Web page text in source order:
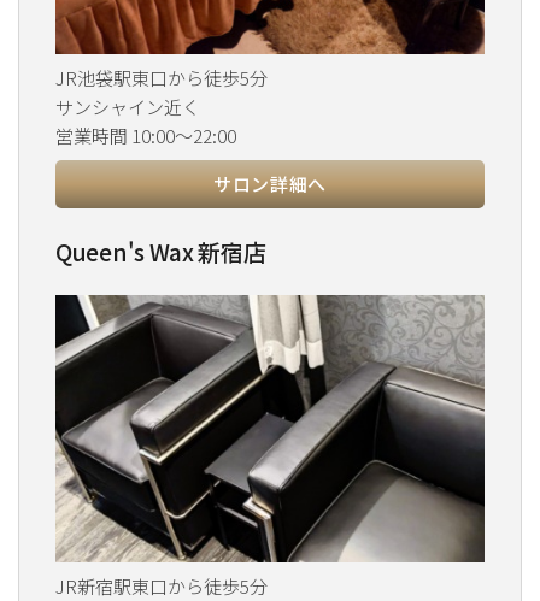
JR池袋駅東口から徒歩5分
サンシャイン近く
営業時間 10:00～22:00
サロン詳細へ
Queen's Wax 新宿店
JR新宿駅東口から徒歩5分